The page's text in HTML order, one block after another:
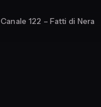
Canale 122 – Fatti di Nera